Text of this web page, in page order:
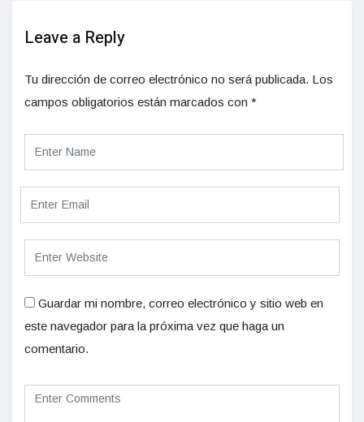
Leave a Reply
Tu dirección de correo electrónico no será publicada. Los
campos obligatorios están marcados con *
Guardar mi nombre, correo electrónico y sitio web en
este navegador para la próxima vez que haga un
comentario.